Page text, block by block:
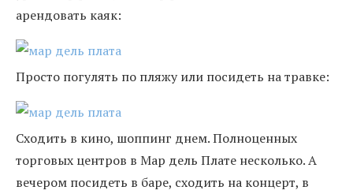
арендовать каяк:
Просто погулять по пляжу или посидеть на травке:
Сходить в кино, шоппинг днем. Полноценных
торговых центров в Мар дель Плате несколько. А
вечером посидеть в баре, сходить на концерт, в